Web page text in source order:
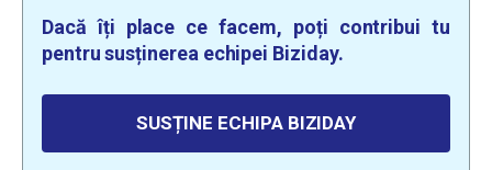
Dacă îți place ce facem, poți contribui tu
pentru susținerea echipei Biziday.
SUSȚINE ECHIPA BIZIDAY